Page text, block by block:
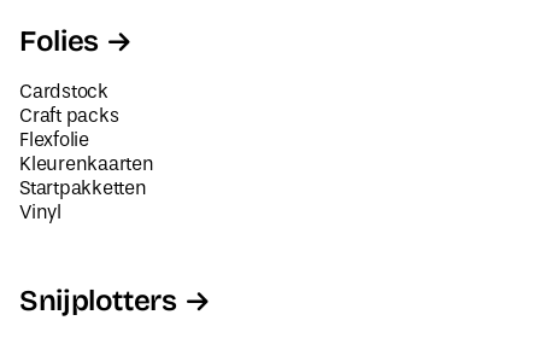
Folies
Cardstock
Craft packs
Flexfolie
Kleurenkaarten
Startpakketten
Vinyl
Snijplotters